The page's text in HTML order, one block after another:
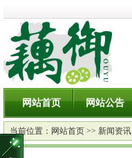
网站首页 网站公告
当前位置： 网站首页 >> 新闻资讯